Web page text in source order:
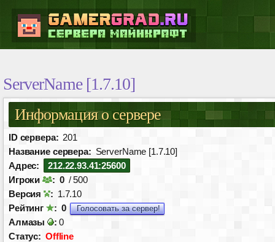
ServerName [1.7.10]
Информация о сервере
ID сервера: 201
Название сервера: ServerName [1.7.10]
Адрес:
212.22.93.41:25600
Игроки
: 0 / 500
Версия
: 1.7.10
Рейтинг
: 0 Голосовать за сервер!
Алмазы : 0
Статус: Offline